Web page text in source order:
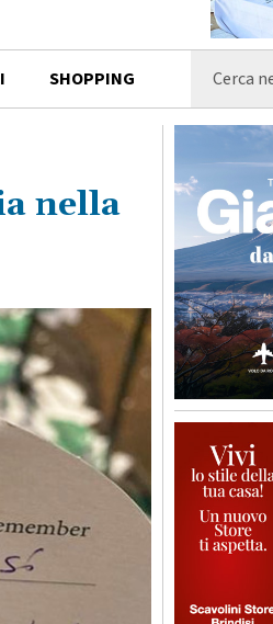
SHOPPING
nella